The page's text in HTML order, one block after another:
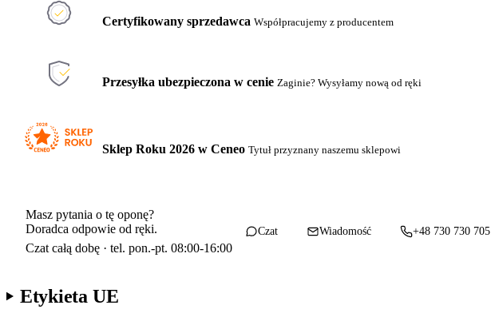
Certyfikowany sprzedawca Współpracujemy z producentem
Przesyłka ubezpieczona w cenie Zaginie? Wysyłamy nową od ręki
Sklep Roku 2026 w Ceneo Tytuł przyznany naszemu sklepowi
Masz pytania o tę oponę?
Doradca odpowie od ręki.
Czat całą dobę · tel. pon.-pt. 08:00-16:00
Czat Wiadomość +48 730 730 705
Etykieta UE